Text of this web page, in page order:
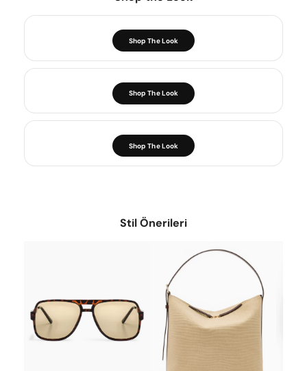
Shop The Look
Shop The Look
Shop The Look
Stil Önerileri